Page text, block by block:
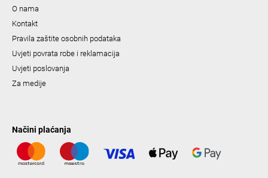
O nama
Kontakt
Pravila zaštite osobnih podataka
Uvjeti povrata robe i reklamacija
Uvjeti poslovanja
Za medije
Načini plaćanja